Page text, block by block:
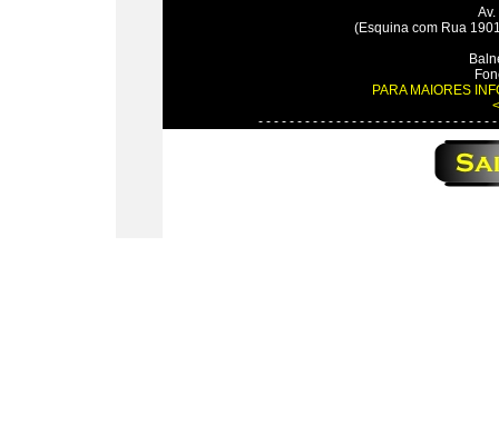
(Esquina com Rua
PARA MAIORES
- - - - - - - - - - - - - - - - - - - - - - - - - - - - - -